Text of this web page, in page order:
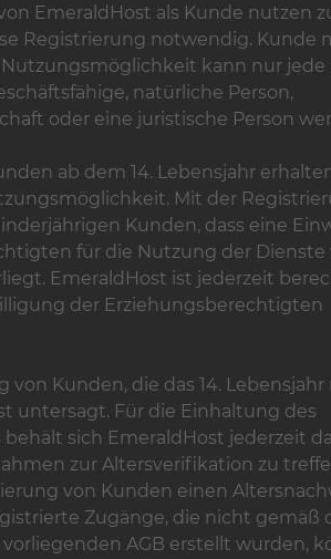
EmeraldHost als Kunde nutzen
Registrierung notwendig. Kunde
kann nur jede
natürliche Person,
oder eine juristische Person
ab dem 14. Lebensjahr
Mit der
Kunden, dass eine
für die Nutzung der Dienste
EmeraldHost ist jederzeit
der Erziehungsberechtigten
von Kunden, die das 14.
untersagt. Für die Einhaltung des
sich EmeraldHost jederzeit
zur Altersverifikation zu
von Kunden einen
Zugänge, die nicht gemäß
AGB erstellt wurden,